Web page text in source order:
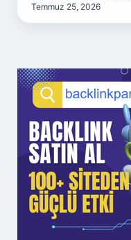
Temmuz 25, 2026